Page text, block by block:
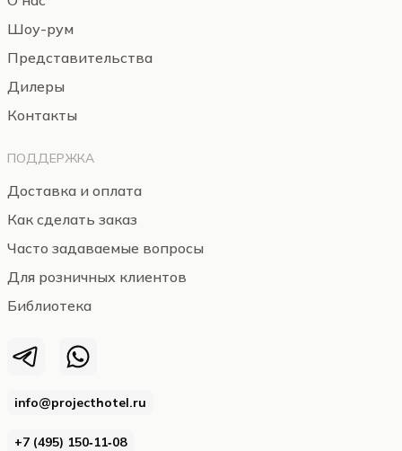
info@projecthotel.ru
+7 (495) 150‑11‑08
Шоу-рум
Представительства
Дилеры
Контакты
ПОДДЕРЖКА
Доставка и оплата
Как сделать заказ
Часто задаваемые вопросы
Для розничных клиентов
Библиотека